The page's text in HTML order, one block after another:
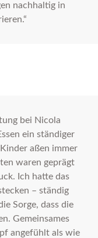
nachhaltig in
bei Nicola
ein ständiger
aßen immer
waren geprägt
Ich hatte das
– ständig
Sorge, dass die
Gemeinsames
angefühlt als wie